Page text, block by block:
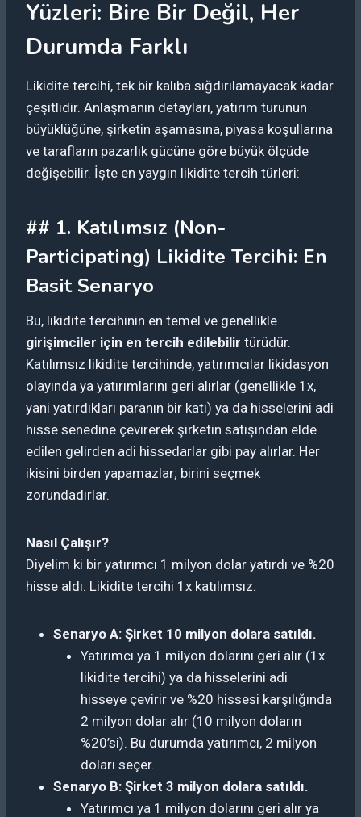
Yüzleri: Bire Bir Değil, Her
Durumda Farklı
Likidite tercihi, tek bir kalıba sığdırılamayacak kadar
çeşitlidir. Anlaşmanın detayları, yatırım turunun
büyüklüğüne, şirketin aşamasına, piyasa koşullarına
ve tarafların pazarlık gücüne göre büyük ölçüde
değişebilir. İşte en yaygın likidite tercih türleri:
## 1. Katılımsız (Non-
Participating) Likidite Tercihi: En
Basit Senaryo
Bu, likidite tercihinin en temel ve genellikle
girişimciler için en tercih edilebilir türüdür.
Katılımsız likidite tercihinde, yatırımcılar likidasyon
olayında ya yatırımlarını geri alırlar (genellikle 1x,
yani yatırdıkları paranın bir katı) ya da hisselerini adi
hisse senedine çevirerek şirketin satışından elde
edilen gelirden adi hissedarlar gibi pay alırlar. Her
ikisini birden yapamazlar; birini seçmek
zorundadırlar.
Nasıl Çalışır?
Diyelim ki bir yatırımcı 1 milyon dolar yatırdı ve %20
hisse aldı. Likidite tercihi 1x katılımsız.
Senaryo A: Şirket 10 milyon dolara satıldı.
Yatırımcı ya 1 milyon dolarını geri alır (1x
likidite tercihi) ya da hisselerini adi
hisseye çevirir ve %20 hissesi karşılığında
2 milyon dolar alır (10 milyon doların
%20’si). Bu durumda yatırımcı, 2 milyon
doları seçer.
Senaryo B: Şirket 3 milyon dolara satıldı.
Yatırımcı ya 1 milyon dolarını geri alır ya